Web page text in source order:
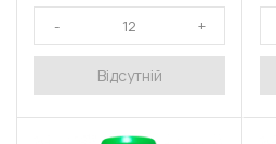
Відсутній